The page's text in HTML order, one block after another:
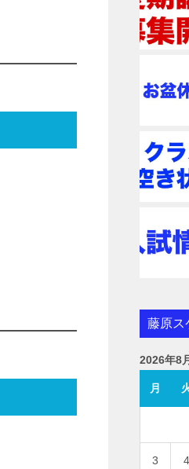
藤原ス
2026年8月
月
3 4